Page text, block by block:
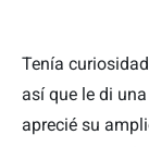
Tenía
así que le di
aprecié su